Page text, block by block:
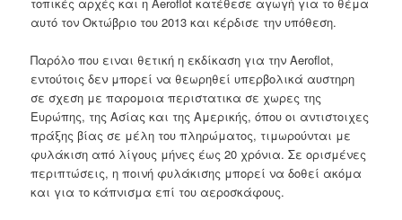
αυτό τον Οκτώβριο του 2013 και κέρδισε την υπόθεση.
Παρόλο που ειναι θετική η εκδίκαση για την Aeroflot,
εντούτοις δεν μπορεί να θεωρηθεί υπερβολικά αυστηρη
σε σχεση με παρομοια περιστατικα σε χωρες της
Ευρώπης, της Ασίας και της Αμερικής, όπου οι αντιστοιχες
πράξης βίας σε μέλη του πληρώματος, τιμωρούνται με
φυλάκιση από λίγους μήνες έως 20 χρόνια. Σε ορισμένες
περιπτώσεις, η ποινή φυλάκισης μπορεί να δοθεί ακόμα
και για το κάπνισμα επί του αεροσκάφους.